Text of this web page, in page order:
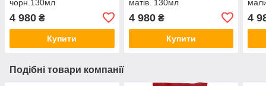
чорн.130мл
4 980 ₴
Купити
матів. 130мл
4 980₴
Купити
4
Подібні товари компанії